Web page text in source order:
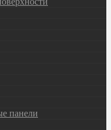
панели